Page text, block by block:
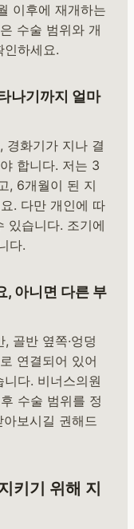
이후에 재개하는
수술 범위와 개
하세요.
나기까지 얼마
경화기가 지나 결
합니다. 저는 3
, 6개월이 된 지
. 다만 개인에 따
있습니다. 조기에
다.
, 아니면 다른 부
골반 옆쪽·엉덩
연결되어 있어
다. 비너스의원
수술 범위를 정
보시길 권해드
키기 위해 지